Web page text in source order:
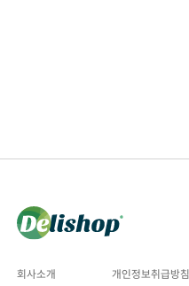
회사소개 개인정보취급방침